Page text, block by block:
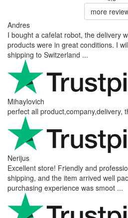
Billeder
+
Skriv en
Anmeldelser fra vores kunder
Reviews 79 •
4.9
more
Andres
I bought a cafelat robot, the delivery
products were in great conditions. I
shipping to Switzerland ...